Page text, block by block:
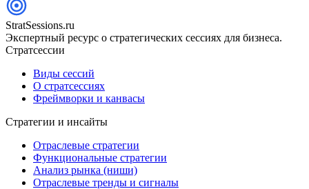
StratSessions.ru
Экспертный ресурс о стратегических сессиях для бизнеса.
Стратсессии
Виды сессий
О стратсессиях
Фреймворки и канвасы
Стратегии и инсайты
Отраслевые стратегии
Функциональные стратегии
Анализ рынка (ниши)
Отраслевые тренды и сигналы